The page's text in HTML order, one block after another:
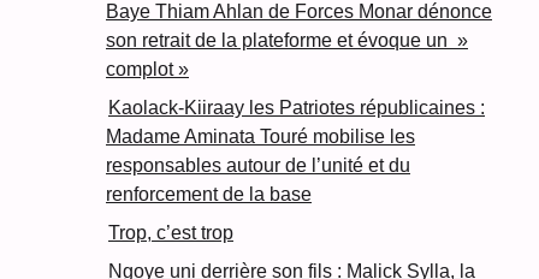
Baye Thiam Ahlan de Forces Monar dénonce
son retrait de la plateforme et évoque un »
complot »
Kaolack-Kiiraay les Patriotes républicaines :
Madame Aminata Touré mobilise les
responsables autour de l’unité et du
renforcement de la base
Trop, c’est trop
Ngoye uni derrière son fils : Malick Sylla, la